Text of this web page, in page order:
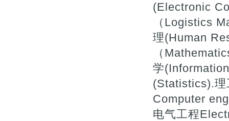
(Electronic
（Logistics
理(Human
（
学
(Statistics).理
Computer
电气工程